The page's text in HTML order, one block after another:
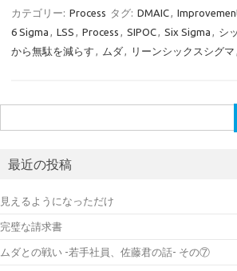
カテゴリー: Process タグ: DMAIC,
6 Sigma , LSS , Process , SIPOC, Six Sigma , シ
から無駄を減らす , ムダ, リーンシックスシグマ ,
索:
最近の投稿
見えるようになっただけ
完璧な請求書
ムダとの戦い -若手社員、佐藤君の話- その⑦